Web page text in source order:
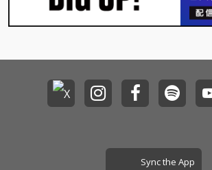
Sync the App